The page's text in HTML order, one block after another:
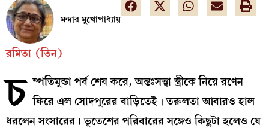
মন্দার মুখোপাধ্যায়
রমিতা (তিন)
চ ম্পতিমুন্ডা পর্ব শেষ করে, অন্তঃসত্ত্বা স্ত্রীকে নিয়ে রণেন
ফিরে এল সোদপুরের বাড়িতেই। তরুলতা আবারও হাল
ধরলেন সংসারের। ভূতেশের পরিবারের সঙ্গেও কিছুটা হলেও যে